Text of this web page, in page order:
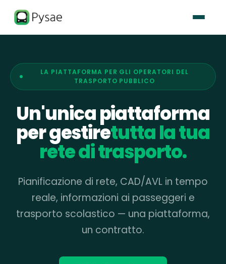
LA PIATTAFORMA PER GLI OPERATORI DEL
TRASPORTO PUBBLICO
Un'unica piattaforma
per gestiretutta la tua
rete di trasporto.
Pianificazione di rete, CAD/AVL in tempo
reale, informazioni ai passeggeri e
trasporto scolastico — una piattaforma,
un contratto.